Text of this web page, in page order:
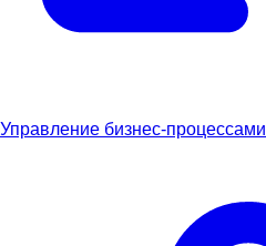
Управление бизнес-процессами